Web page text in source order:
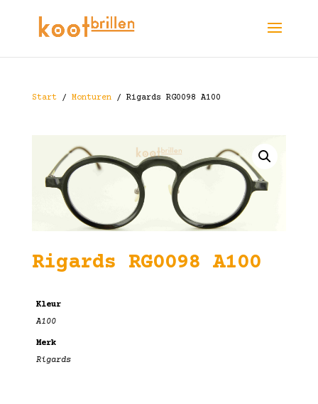
Start/ Monturen/ Rigards RG0098 A100
Rigards RG0098 A100
Kleur
A100
Merk
Rigards